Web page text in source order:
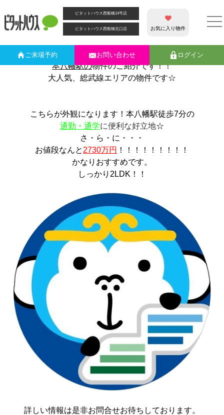
ピタットハウス西船橋14号店
ピタットハウス西船橋北口店 お気に入り物件
ご来場予約 お問い合わせ ログイン
カテゴリー別アーカイブ:都営新宿線
♬総武線駅近物件♬ 総武線「本八幡駅」徒歩7分♪
☆ブログををご覧いただき誠にありがとうございます☆
今週も目玉物件を皆様にお届け致します。
本八幡駅の物件のご紹介です！！
大人気、総武線エリアの物件です☆
こちらが外観になります！本八幡駅徒歩7分の
通勤・通学に便利な好立地☆
さ・ら・に・・・
お値段なんと 2730万円 ！！！！！！！！！
かなりおすすめです。
しっかり2LDK！！
詳しい情報は是非お問合せお待ちしております。